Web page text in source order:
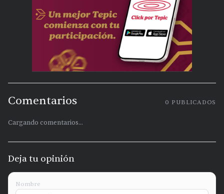
Comentarios 0 PUBLICADOS
Cargando comentarios...
Deja tu opinión
Nombre